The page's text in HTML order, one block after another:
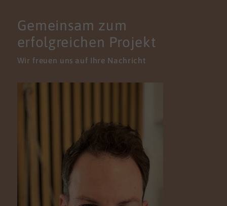
Gemeinsam zum
erfolgreichen Projekt
Wir freuen uns auf Ihre Nachricht